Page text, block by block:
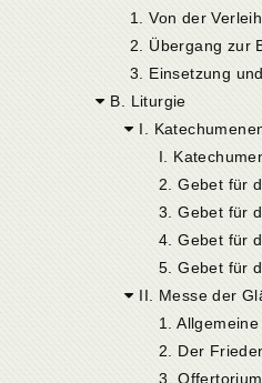
2. Übergang zur
3. Einsetzung
B. Liturgie
I.
5. Gebet für
II. Messe der
1.
2. Der
3. Offertorium.